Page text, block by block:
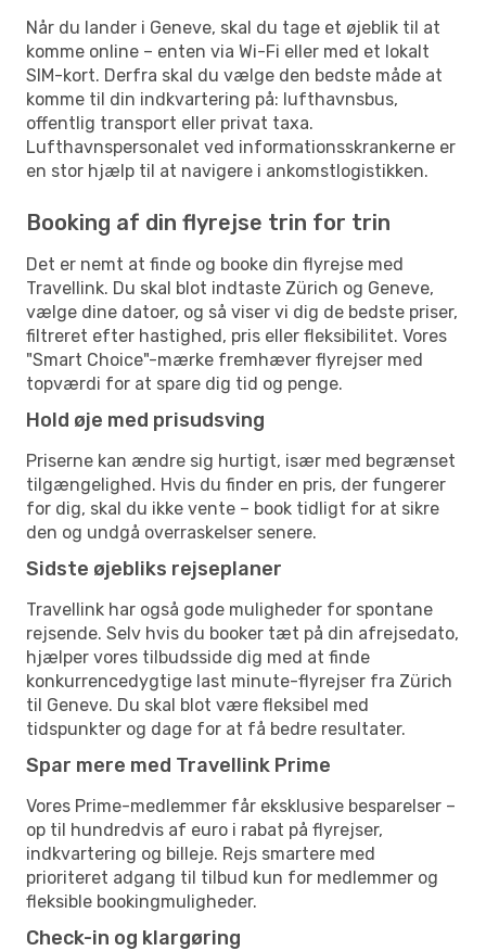
Når du lander i Geneve, skal du tage et øjeblik til at
komme online – enten via Wi-Fi eller med et lokalt
SIM-kort. Derfra skal du vælge den bedste måde at
komme til din indkvartering på: lufthavnsbus,
offentlig transport eller privat taxa.
Lufthavnspersonalet ved informationsskrankerne er
en stor hjælp til at navigere i ankomstlogistikken.
Booking af din flyrejse trin for trin
Det er nemt at finde og booke din flyrejse med
Travellink. Du skal blot indtaste Zürich og Geneve,
vælge dine datoer, og så viser vi dig de bedste priser,
filtreret efter hastighed, pris eller fleksibilitet. Vores
"Smart Choice"-mærke fremhæver flyrejser med
topværdi for at spare dig tid og penge.
Hold øje med prisudsving
Priserne kan ændre sig hurtigt, især med begrænset
tilgængelighed. Hvis du finder en pris, der fungerer
for dig, skal du ikke vente – book tidligt for at sikre
den og undgå overraskelser senere.
Sidste øjebliks rejseplaner
Travellink har også gode muligheder for spontane
rejsende. Selv hvis du booker tæt på din afrejsedato,
hjælper vores tilbudsside dig med at finde
konkurrencedygtige last minute-flyrejser fra Zürich
til Geneve. Du skal blot være fleksibel med
tidspunkter og dage for at få bedre resultater.
Spar mere med Travellink Prime
Vores Prime-medlemmer får eksklusive besparelser –
op til hundredvis af euro i rabat på flyrejser,
indkvartering og billeje. Rejs smartere med
prioriteret adgang til tilbud kun for medlemmer og
fleksible bookingmuligheder.
Check-in og klargøring